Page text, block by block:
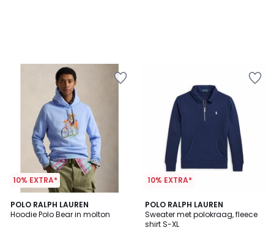
10% EXTRA*
POLO RALPH LAUREN
Hoodie Polo Bear in molton
5
/
10% EXTRA*
POLO RALPH LAUREN
Sweater met polokraag, fleece
shirt S-XL